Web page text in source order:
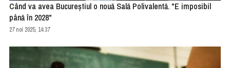
Când va avea Bucureştiul o nouă Sală Polivalentă. "E imposibil
până în 2028"
27 noi 2025, 14:37